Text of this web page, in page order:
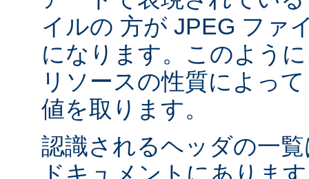
イルの 方が JPEG ファ
になります。このよう
リソースの性質によっ
値を取ります。
認識されるヘッダの一
ドキュメントにありま